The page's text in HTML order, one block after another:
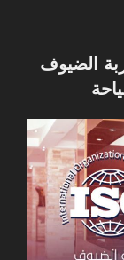
الضيوف